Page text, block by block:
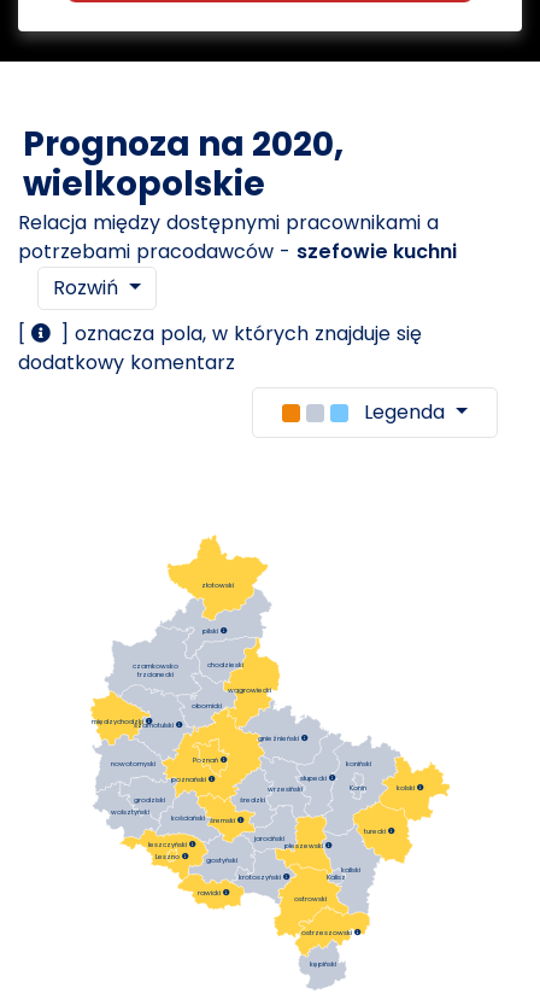
Prognoza na 2020,
wielkopolskie
Relacja między dostępnymi pracownikami a
potrzebami pracodawców - szefowie kuchni
Rozwiń
[
] oznacza pola, w których znajduje się
dodatkowy komentarz
Legenda
chodzieski
czarnkowsko
trzcianecki
gnieźnieński 
gostyński
grodziski
jarociński
kaliski
kępiński
kolski 
koniński
kościański
krotoszyński
leszczyński 
międzychodzki
nowotomyski
obornicki
ostrowski
ostrzeszowski
pilski 
pleszewski
poznański 
rawicki
słupecki 
szamotulski
średzki
śremski
turecki
wągrowiecki
wolsztyński
wrzesiński
złotowski
Kalisz
Konin
Leszno
Poznań 